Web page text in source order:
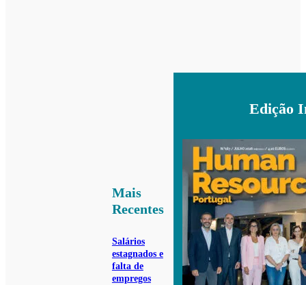
Mais
Recentes
Salários
estagnados e
falta de
empregos
Edição